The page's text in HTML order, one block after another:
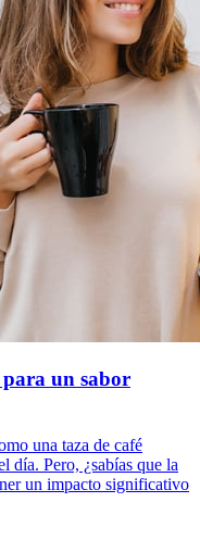
para un sabor
una taza de café
día. Pero, ¿sabías que la
un impacto significativo